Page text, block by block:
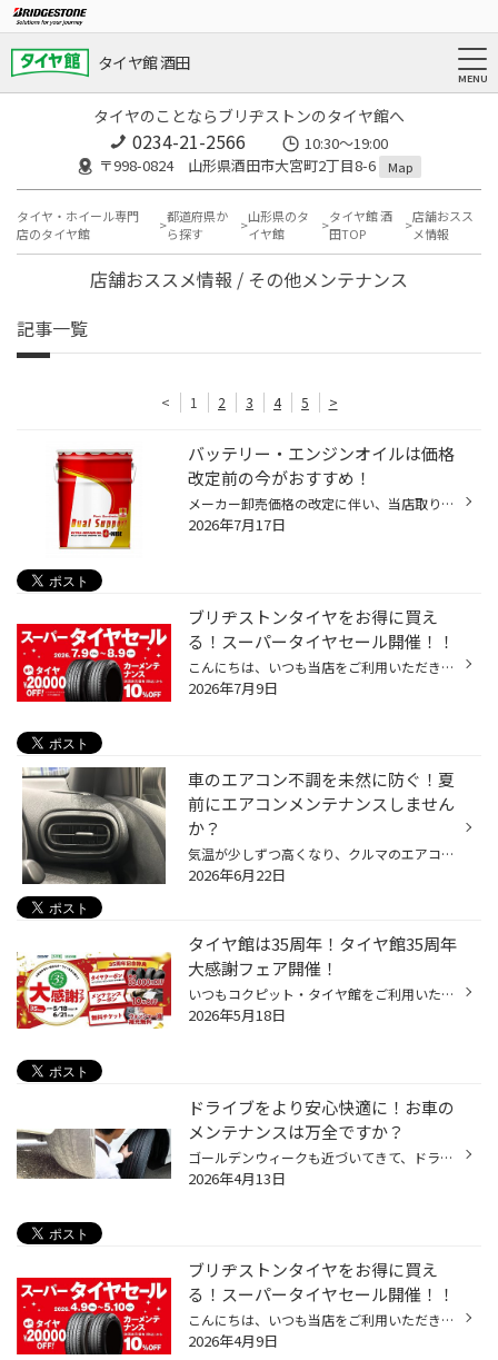
タイヤ館 酒田
タイヤのことならブリヂストンのタイヤ館へ
0234-21-2566
10:30～19:00
〒998-0824 山形県酒田市大宮町2丁目8-6
Map
タイヤ・ホイール専門
店のタイヤ館
都道府県か
ら探す
山形県のタ
イヤ館
タイヤ館 酒
田TOP
店舗おスス
メ情報
店舗おススメ情報 / その他メンテナンス
記事一覧
< 1 2 3 4 5 >
バッテリー・エンジンオイルは価格
改定前の今がおすすめ！
メーカー卸売価格の改定に伴い、当店取り扱いの一部のバッテリー・エンジンオイルの価格改定を 8/1より随時実施させていただきます。 現状の価格改定前の価格での対応については、各製品の値上がり前日までの作業実施が対象となっております。 夏休みでお出かけ予定の方やそろそろ交換時期を迎えて...
2026年7月17日
ブリヂストンタイヤをお得に買え
る！スーパータイヤセール開催！！
こんにちは、いつも当店をご利用いただきましてありがとうございます。 コクピット・タイヤ館では、ブリヂストンタイヤをお得に買える！ スーパータイヤセールを7月9日(木)から8月9日(日)まで開催いたします！ ブリヂストンのタイヤを4本ご購入で最大20,000円引き！ タイヤをお得にご購入頂けるチャ...
2026年7月9日
車のエアコン不調を未然に防ぐ！夏
前にエアコンメンテナンスしません
か？
気温が少しずつ高くなり、クルマのエアコンを使用する機会も増えてきていると思います。 是非、夏本番を迎える前におクルマのエアコンのメンテナンスをしませんか？ 【より快適に♪今がおススメ！カーエアコンのメンテナンス】 ■エアコンガスクリーニング おクルマの経年劣化によって、エアコンの効...
2026年6月22日
タイヤ館は35周年！タイヤ館35周年
大感謝フェア開催！
いつもコクピット・タイヤ館をご利用いただき、誠にありがとうございます！ 多くのお客様に支えられて、タイヤ館は35周年を迎えることが出来ました。 これからもお客様の安全・安心なカーライフを全力でサポートしてまいりますので、 引き続きタイヤ館をよろしくお願いいたします。 35周年を迎えた...
2026年5月18日
ドライブをより安心快適に！お車の
メンテナンスは万全ですか？
ゴールデンウィークも近づいてきて、ドライブやお車でのお出かけを予定されている方も 多くいらっしゃると思います。 安心してお出かけいただくためにも、久しぶりに運転される方、長距離運転のご予定がある方は 特にお車のメンテナンスを事前にしっかりしましょう！ 【お出かけ前のメンテナンスポ...
2026年4月13日
ブリヂストンタイヤをお得に買え
る！スーパータイヤセール開催！！
こんにちは、いつも当店をご利用いただきましてありがとうございます。 コクピット・タイヤ館では、ブリヂストンタイヤをお得に買える！ スーパータイヤセールを4月9日(木)から5月10日(日)まで開催いたします！ ブリヂストンのタイヤを4本ご購入で最大20,000円引き！ タイヤをお得にご購入頂けるチ...
2026年4月9日